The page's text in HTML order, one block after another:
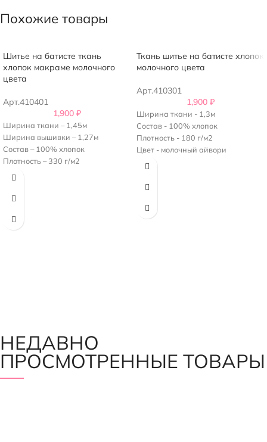
Похожие товары
Шитье на батисте ткань
хлопок макраме молочного
цвета
Арт.410401
1,900 ₽
Ширина ткани – 1,45м
Ширина вышивки – 1,27м
Состав – 100% хлопок
Плотность – 330 г/м2
Без каймы
Ткань шитье на батисте хлопок
молочного цвета
Арт.410301
1,900 ₽
Ширина ткани - 1,3м
Состав - 100% хлопок
Плотность - 180 г/м2
Цвет - молочный айвори
Кайма идет с двух сторон
НЕДАВНО
ПРОСМОТРЕННЫЕ ТОВАРЫ